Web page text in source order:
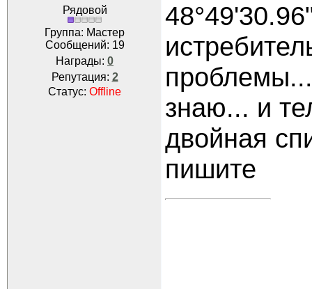
Рядовой
Группа: Мастер
Сообщений: 19
Награды: 0
Репутация: 2
Статус: Offline
знаю... и
двойная
пишите